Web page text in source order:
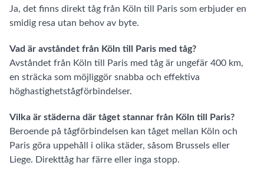
Ja, det finns direkt tåg från Köln till Paris som erbjuder en
smidig resa utan behov av byte.
Vad är avståndet från Köln till Paris med tåg?
Avståndet från Köln till Paris med tåg är ungefär 400 km,
en sträcka som möjliggör snabba och effektiva
höghastighetstågförbindelser.
Vilka är städerna där tåget stannar från Köln till Paris?
Beroende på tågförbindelsen kan tåget mellan Köln och
Paris göra uppehåll i olika städer, såsom Brussels eller
Liege. Direkttåg har färre eller inga stopp.